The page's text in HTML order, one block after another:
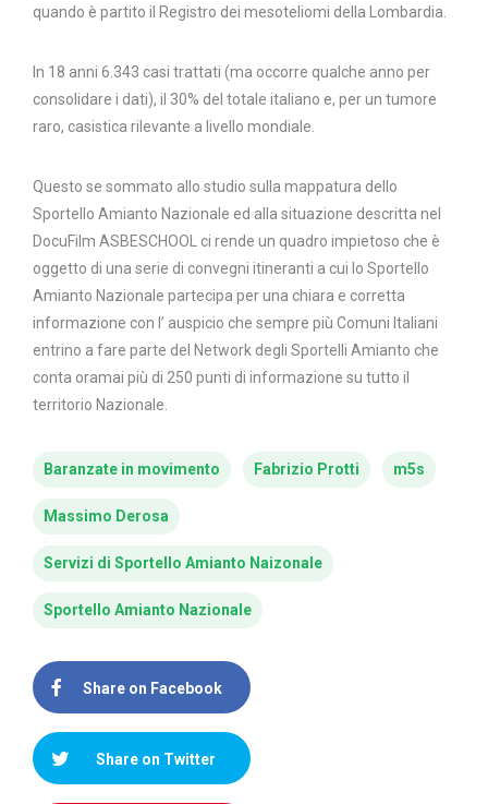
quando è partito il Registro dei mesoteliomi della Lombardia.
In 18 anni 6.343 casi trattati (ma occorre qualche anno per
consolidare i dati), il 30% del totale italiano e, per un tumore
raro, casistica rilevante a livello mondiale.
Questo se sommato allo studio sulla mappatura dello
Sportello Amianto Nazionale ed alla situazione descritta nel
DocuFilm ASBESCHOOL ci rende un quadro impietoso che è
oggetto di una serie di convegni itineranti a cui lo Sportello
Amianto Nazionale partecipa per una chiara e corretta
informazione con l’ auspicio che sempre più Comuni Italiani
entrino a fare parte del Network degli Sportelli Amianto che
conta oramai più di 250 punti di informazione su tutto il
territorio Nazionale.
Baranzate in movimento Fabrizio Protti m5s
Massimo Derosa
Servizi di Sportello Amianto Naizonale
Sportello Amianto Nazionale
Share on Facebook
Share on Twitter